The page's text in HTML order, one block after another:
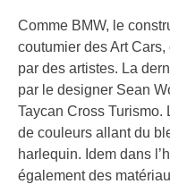
Comme BMW, le
coutumier des Art
par des artistes. La
par le designer Sean
Taycan Cross Turismo.
de couleurs allant du
harlequin. Idem dans
également des